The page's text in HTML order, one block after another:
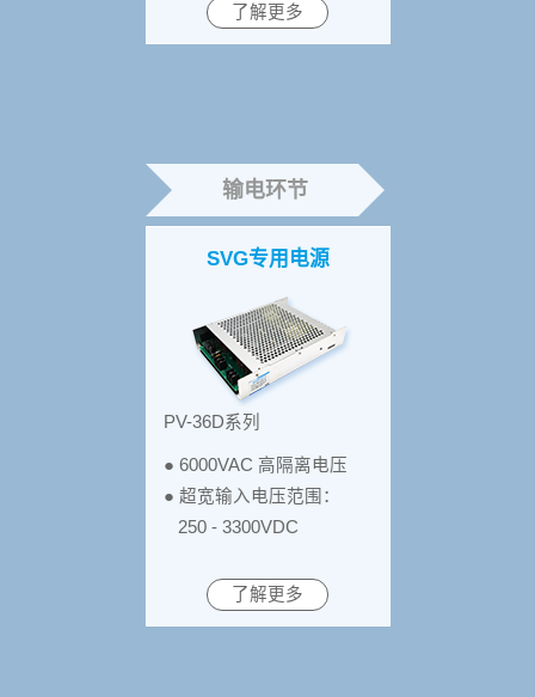
了解更多
输电环节
SVG专用电源
PV-36D系列
● 6000VAC 高隔离电压
● 超宽输入电压范围：
250 - 3300VDC
了解更多